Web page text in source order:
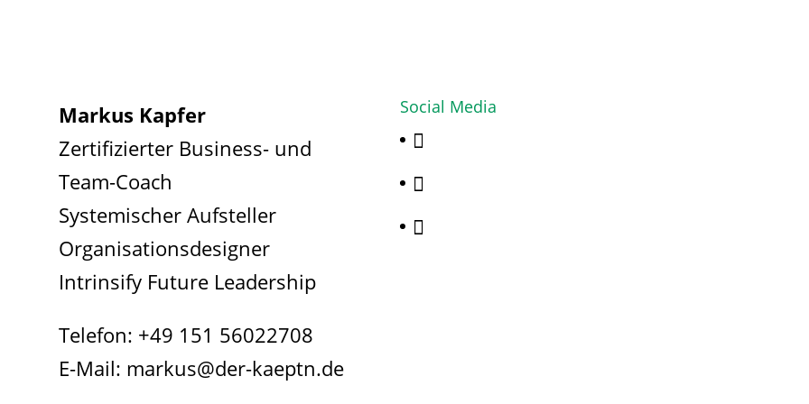
Markus Kapfer
Zertifizierter Business- und
Team-Coach
Systemischer Aufsteller
Organisationsdesigner
Intrinsify Future Leadership
Telefon: +49 151 56022708
E-Mail: markus@der-kaeptn.de
Social Media


